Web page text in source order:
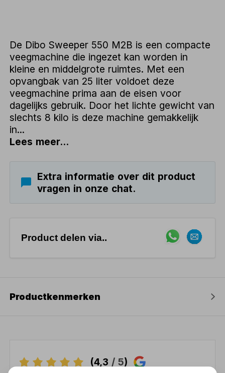
De Dibo Sweeper 550 M2B is een compacte
veegmachine die ingezet kan worden in
kleine en middelgrote ruimtes. Met een
opvangbak van 25 liter voldoet deze
veegmachine prima aan de eisen voor
dagelijks gebruik. Door het lichte gewicht van
slechts 8 kilo is deze machine gemakkelijk
in...
Lees meer...
Extra informatie over dit product
vragen in onze chat.
Product delen via..
Productkenmerken
(4,3 / 5)